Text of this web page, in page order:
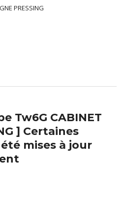
PRESSING
Tw6G CABINET
] Certaines
mises à jour